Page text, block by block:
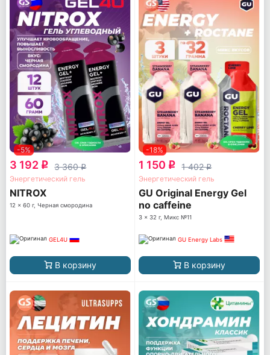
-5%
3 192 q 3 360q
Энергетический гель
NITROX
12 x 60 г, Черная смородина
GEL4U
В корзину
-18%
1 150 q 1 402q
Энергетический гель
GU Original Energy Gel
no caffeine
3 x 32 г, Микс №11
GU Energy Labs
В корзину